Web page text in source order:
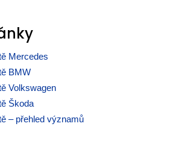
Mercedes
BMW
Volkswagen
Škoda
– přehled významů